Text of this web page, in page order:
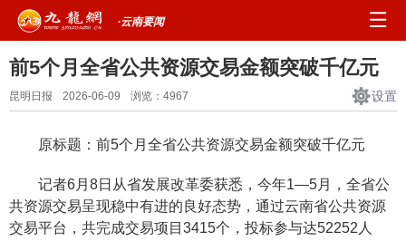
·云南要闻
前5个月全省公共资源交易金额突破千亿元
昆明日报 2026-06-09 浏览： 4967 设置
原标题：前5个月全省公共资源交易金额突破千亿元
记者6月8日从省发展改革委获悉，今年1—5月，全省公
共资源交易呈现稳中有进的良好态势，通过云南省公共资源
交易平台，共完成交易项目3415个，投标参与达52252人